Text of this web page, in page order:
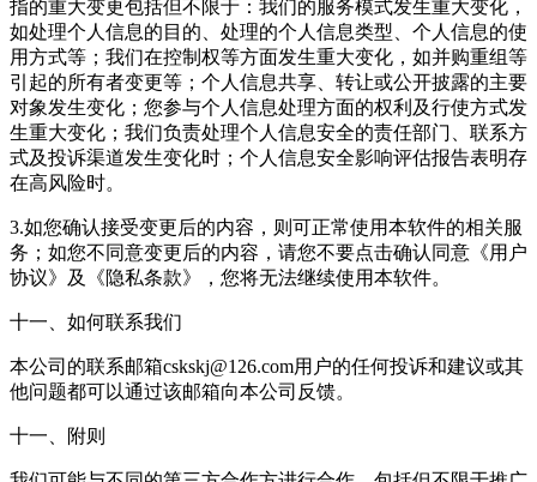
指的重大变更包括但不限于：我们的服务模式发生重大变化，
如处理个人信息的目的、处理的个人信息类型、个人信息的使
用方式等；我们在控制权等方面发生重大变化，如并购重组等
引起的所有者变更等；个人信息共享、转让或公开披露的主要
对象发生变化；您参与个人信息处理方面的权利及行使方式发
生重大变化；我们负责处理个人信息安全的责任部门、联系方
式及投诉渠道发生变化时；个人信息安全影响评估报告表明存
在高风险时。
3.如您确认接受变更后的内容，则可正常使用本软件的相关服
务；如您不同意变更后的内容，请您不要点击确认同意《用户
协议》及《隐私条款》，您将无法继续使用本软件。
十一、如何联系我们
本公司的联系邮箱cskskj@126.com用户的任何投诉和建议或其
他问题都可以通过该邮箱向本公司反馈。
十一、附则